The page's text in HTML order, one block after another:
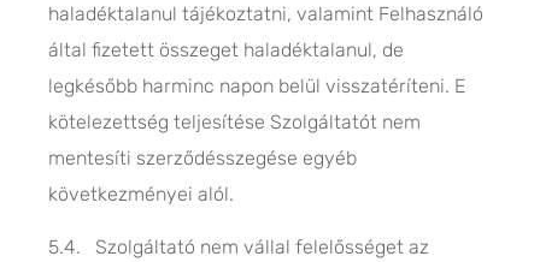
haladéktalanul tájékoztatni, valamint Felhasználó
által fizetett összeget haladéktalanul, de
legkésőbb harminc napon belül visszatéríteni. E
kötelezettség teljesítése Szolgáltatót nem
mentesíti szerződésszegése egyéb
következményei alól.
5.4. Szolgáltató nem vállal felelősséget az